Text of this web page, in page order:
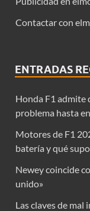
Contactar con
ENTRADAS
Honda F1 admite
problema hasta
Motores de F1
batería y qué
Newey coincide
unido»
Las claves de